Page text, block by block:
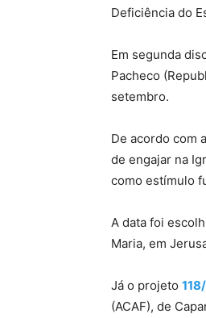
Deficiência do
Em segunda
Pacheco
setembro.
De acordo com
de engajar na
como estímulo
A data foi
Maria, em
Já o projeto
(ACAF), de